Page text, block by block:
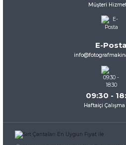
Müşteri
E-Posta
09:30 -
Haftaiçi Çalışma